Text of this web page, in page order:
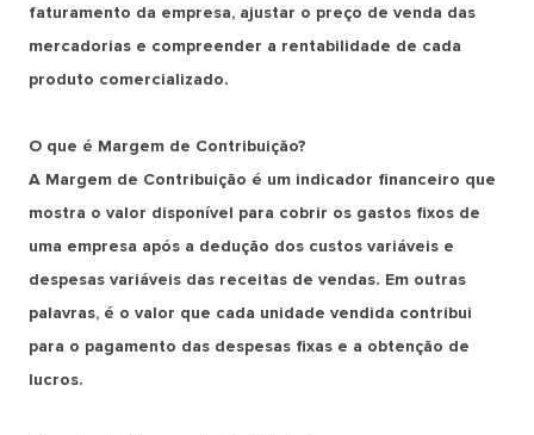
faturamento da empresa, ajustar o preço de venda das
mercadorias e compreender a rentabilidade de cada
produto comercializado.
O que é Margem de Contribuição?
A Margem de Contribuição é um indicador financeiro que
mostra o valor disponível para cobrir os gastos fixos de
uma empresa após a dedução dos custos variáveis e
despesas variáveis das receitas de vendas. Em outras
palavras, é o valor que cada unidade vendida contribui
para o pagamento das despesas fixas e a obtenção de
lucros.